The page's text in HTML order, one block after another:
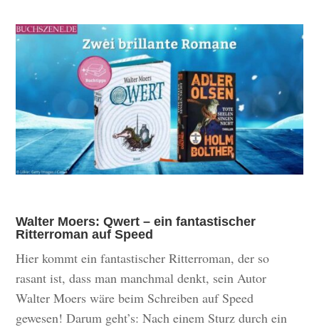
Walter Moers: Qwert – ein fantastischer
Ritterroman auf Speed
Hier kommt ein fantastischer Ritterroman, der so
rasant ist, dass man manchmal denkt, sein Autor
Walter Moers wäre beim Schreiben auf Speed
gewesen! Darum geht’s: Nach einem Sturz durch ein